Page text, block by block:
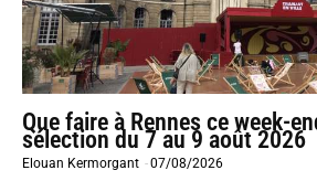
Que faire à Rennes ce week-
sélection du 7 au 9 août 2026
Elouan Kermorgant -07/08/2026